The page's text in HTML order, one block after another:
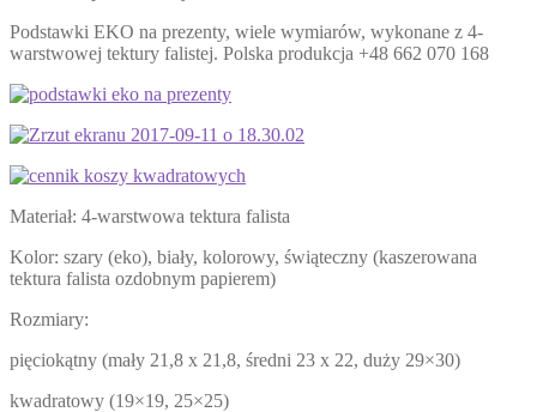
Podstawki EKO na prezenty, wiele wymiarów, wykonane z 4-
warstwowej tektury falistej. Polska produkcja +48 662 070 168
Materiał: 4-warstwowa tektura falista
Kolor: szary (eko), biały, kolorowy, świąteczny (kaszerowana
tektura falista ozdobnym papierem)
Rozmiary:
pięciokątny (mały 21,8 x 21,8, średni 23 x 22, duży 29×30)
kwadratowy (19×19, 25×25)